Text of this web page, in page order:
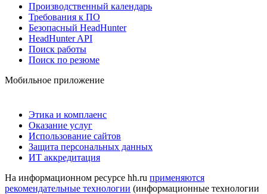
Производственный календарь
Требования к ПО
Безопасный HeadHunter
HeadHunter API
Поиск работы
Поиск по резюме
Мобильное приложение
Этика и комплаенс
Оказание услуг
Использование сайтов
Защита персональных данных
ИТ аккредитация
На информационном ресурсе hh.ru применяются
рекомендательные технологии (информационные технологии